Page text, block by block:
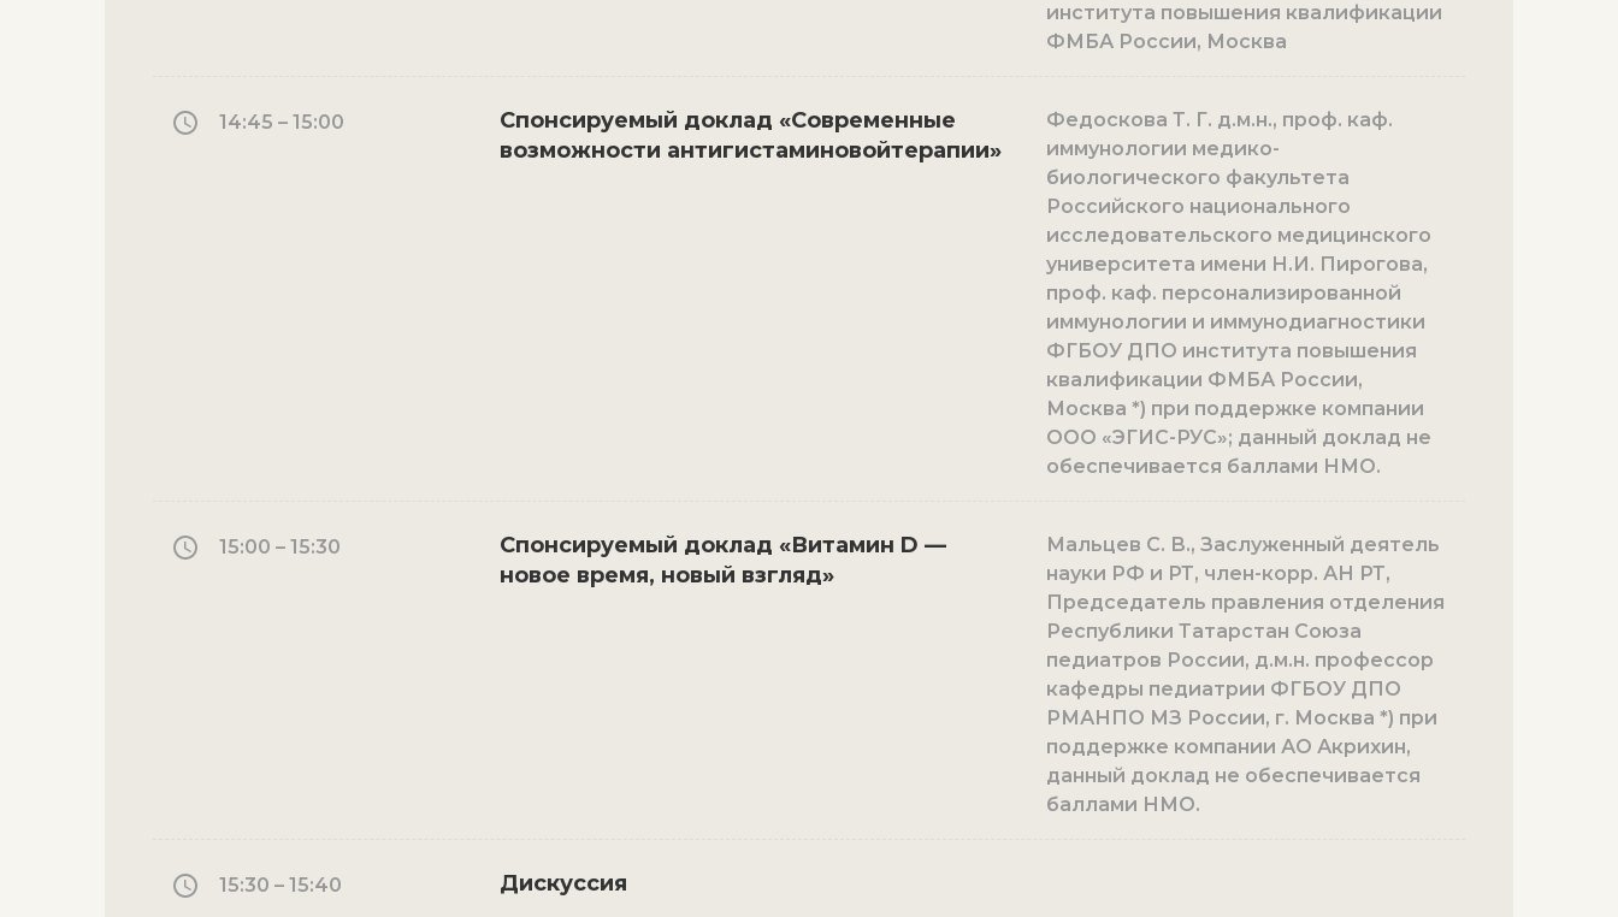
института повышения квалификации
ФМБА России, Москва
14:45 – 15:00
Спонсируемый доклад «Современные
возможности антигистаминовойтерапии»
Федоскова Т. Г. д.м.н., проф. каф.
иммунологии медико-
биологического факультета
Российского национального
исследовательского медицинского
университета имени Н.И. Пирогова,
проф. каф. персонализированной
иммунологии и иммунодиагностики
ФГБОУ ДПО института повышения
квалификации ФМБА России,
Москва *) при поддержке компании
ООО «ЭГИС-РУС»; данный доклад не
обеспечивается баллами НМО.
15:00 – 15:30
Спонсируемый доклад «Витамин D —
новое время, новый взгляд»
Мальцев С. В., Заслуженный деятель
науки РФ и РТ, член-корр. АН РТ,
Председатель правления отделения
Республики Татарстан Союза
педиатров России, д.м.н. профессор
кафедры педиатрии ФГБОУ ДПО
РМАНПО МЗ России, г. Москва *) при
поддержке компании АО Акрихин,
данный доклад не обеспечивается
баллами НМО.
15:30 – 15:40 Дискуссия